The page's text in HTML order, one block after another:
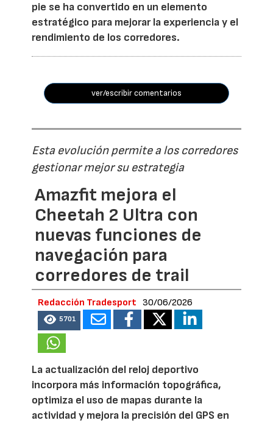
pie se ha convertido en un elemento
estratégico para mejorar la experiencia y el
rendimiento de los corredores.
ver/escribir comentarios
Esta evolución permite a los corredores
gestionar mejor su estrategia
Amazfit mejora el
Cheetah 2 Ultra con
nuevas funciones de
navegación para
corredores de trail
Redacción Tradesport 30/06/2026
5701
La actualización del reloj deportivo
incorpora más información topográfica,
optimiza el uso de mapas durante la
actividad y mejora la precisión del GPS en